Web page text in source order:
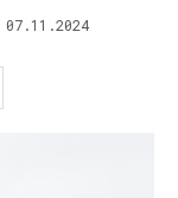
07.11.2024